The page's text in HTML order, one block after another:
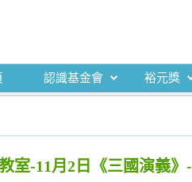
認識基金會 裕元獎
室-11月2日《三國演義